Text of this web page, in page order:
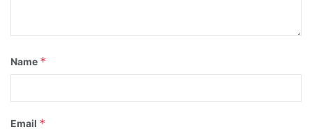
Name *
Email *